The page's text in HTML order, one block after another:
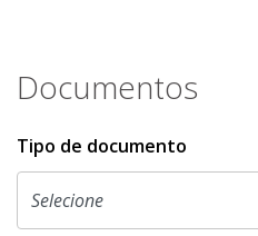
Documentos
Tipo de documento